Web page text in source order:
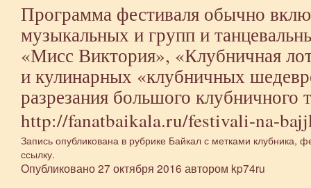
Программа фестиваля обычно
музыкальных и групп и
«Мисс Виктория», «Клубничная
и кулинарных «клубничных
разрезания большого клубничного
http://fanatbaikala.ru/festivali-na-
Запись опубликована в рубрике Байкалс метками клубника,
ссылку.
Опубликовано27 октября 2016 автором kp74ru